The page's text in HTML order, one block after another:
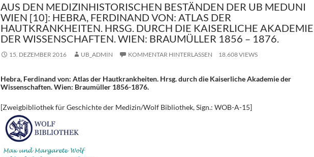
AUS DEN MEDIZINHISTORISCHEN BESTÄNDEN DER UB MEDUNI
WIEN [10]: HEBRA, FERDINAND VON: ATLAS DER
HAUTKRANKHEITEN. HRSG. DURCH DIE KAISERLICHE AKADEMIE
DER WISSENSCHAFTEN. WIEN: BRAUMÜLLER 1856 – 1876.
15. DEZEMBER 2016 UB_ADMIN KOMMENTAR HINTERLASSEN 18.608 VIEWS
Hebra, Ferdinand von: Atlas der Hautkrankheiten. Hrsg. durch die Kaiserliche Akademie der
Wissenschaften. Wien: Braumüller 1856-1876.
[Zweigbibliothek für Geschichte der Medizin/Wolf Bibliothek, Sign.: WOB-A-15]